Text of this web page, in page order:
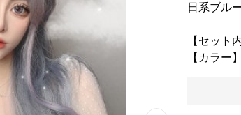
日系ブル
【セット
【カラー